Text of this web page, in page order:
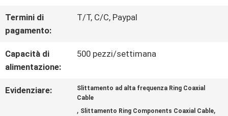
DI
QUALITÀ
CONTATTICI
Termini di
pagamento:
T/T, C/C, Paypal
Capacità di
alimentazione:
500 pezzi/settimana
Evidenziare:
Slittamento ad alta frequenza Ring Coaxial
Cable
, Slittamento Ring Components Coaxial Cable,